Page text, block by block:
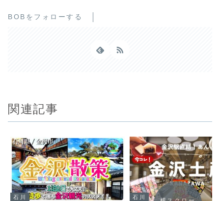
BOBをフォローする
関連記事
石川 石川